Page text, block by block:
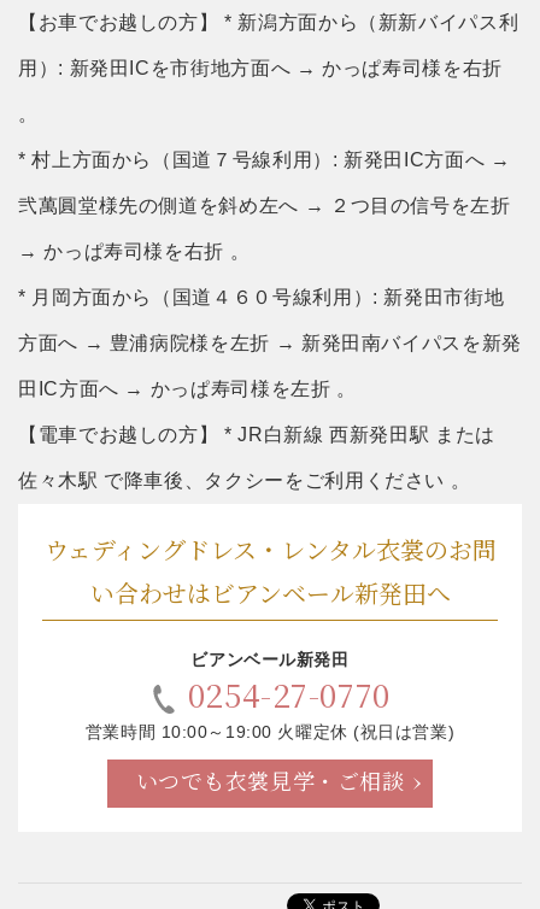
【お車でお越しの方】 * 新潟方面から（新新バイパス利
用）: 新発田ICを市街地方面へ → かっぱ寿司様を右折
。
* 村上方面から（国道７号線利用）: 新発田IC方面へ →
弐萬圓堂様先の側道を斜め左へ → ２つ目の信号を左折
→ かっぱ寿司様を右折 。
* 月岡方面から（国道４６０号線利用）: 新発田市街地
方面へ → 豊浦病院様を左折 → 新発田南バイパスを新発
田IC方面へ → かっぱ寿司様を左折 。
【電車でお越しの方】 * JR白新線 西新発田駅 または
佐々木駅 で降車後、タクシーをご利用ください 。
ウェディングドレス・レンタル衣裳のお問
い合わせはビアンベール新発田へ
ビアンベール新発田
0254-27-0770
営業時間 10:00～19:00 火曜定休 (祝日は営業)
いつでも衣裳見学・ご相談